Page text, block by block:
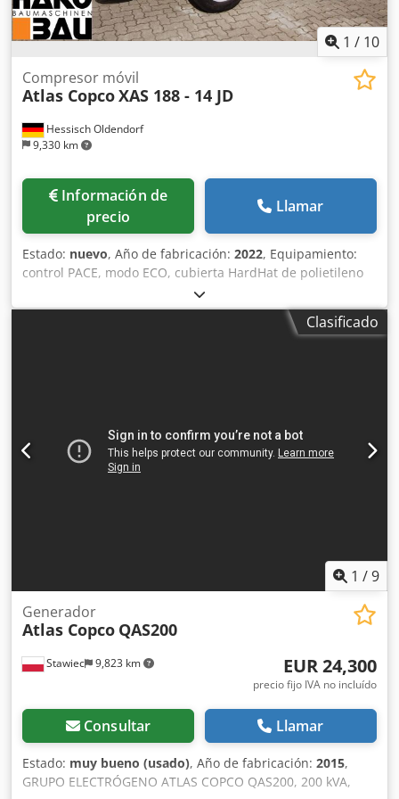
1 / 10
Hessisch Oldendorf
9,330 km
Compresor móvil
Atlas CopcoXAS 188 - 14 JD
Información de
precio
Llamar
Estado: nuevo, Año de fabricación: 2022, Equipamiento:
control PACE, modo ECO, cubierta HardHat de polietileno
(PE), control Xc2003 Chedpfjii U R Dsx Akbja Temperatura
mínima: -10 °C Dimensiones del chasis: 4844 x 1807 x 1892
mm (largo x ancho x alto) Velocidad de alivio: 1500 rpm
PACE Marca y modelo del motor: John Deere / 4045HI551
Sistema de tratamiento del aire comprimido compuesto
por: intercambiador de calor del aire comprimido,
Clasificado
1 /9
Stawiec 9,823 km
Generador
Atlas Copco QAS200
EUR 24,300
precio fijo IVA no incluído
Consultar Llamar
Estado: muy bueno (usado), Año de fabricación: 2015,
GRUPO ELECTRÓGENO ATLAS COPCO QAS200, 200 kVA,